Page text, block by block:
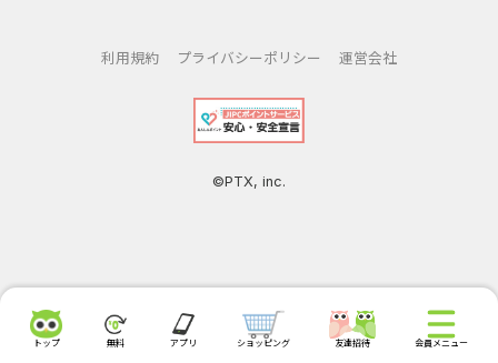
利用規約 プライバシーポリシー 運営会社
©PTX, inc.
トップ 無料 アプリ ショッピング 友達招待 会員メニュー